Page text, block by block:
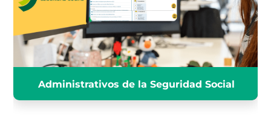
Administrativos de la Seguridad Social
INFÓRMATE